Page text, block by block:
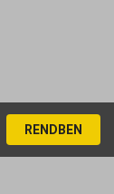
RENDBEN